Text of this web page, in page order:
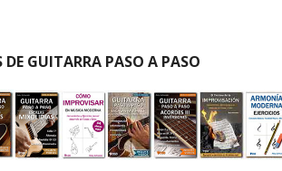
GUITARRA PASO A PASO